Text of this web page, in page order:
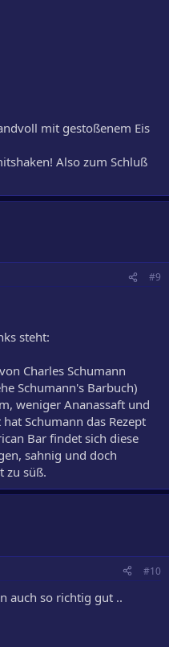
mit gestoßenem Eis
Also zum Schluß
#9
steht:
Charles Schumann
Schumann's Barbuch)
weniger Ananassaft und
Schumann das Rezept
Bar findet sich diese
sahnig und doch
zu süß.
#10
auch so richtig gut ..